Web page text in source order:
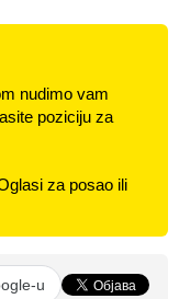
nudimo vam
poziciju za
za posao ili
u